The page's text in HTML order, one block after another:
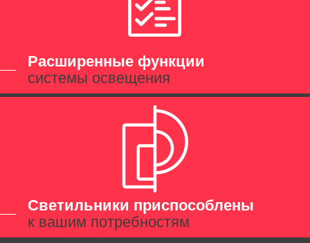
Расширенные функции
системы освещения
Светильники приспособлены
к вашим потребностям